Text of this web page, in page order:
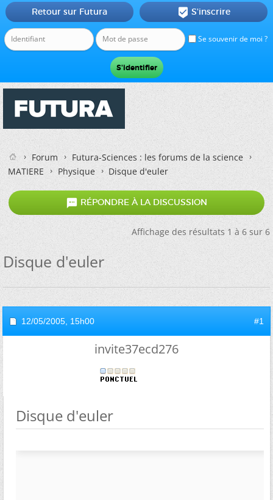
Se souvenir de moi ?
Retour sur Futura  S'inscrire
Forum
Futura-Sciences : les forums de la science
MATIERE
Physique Disque d'euler
 RÉPONDRE À LA DISCUSSION
Affichage des résultats 1 à 6 sur 6
Disque d'euler
12/05/2005, 15h00 #1
invite37ecd276
Disque d'euler